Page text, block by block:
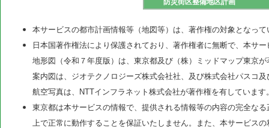
防災街区整備地区計画
本サービスの都市計画情報等（地図等）は、著作権の対象となって
日本国著作権法により保護されており、著作権者に無断で、本サ
地形図（令和７年度版）は、東京都及び（株）ミッドマップ東京
案内図は、ジオテクノロジーズ株式会社社、及び株式会社パスコ
航空写真は、NTTインフラネット株式会社が著作権を有しています
東京都は本サービスの情報で、提供される情報等の内容の完全な
上で正常に動作することを保証いたしません。また、本サービス